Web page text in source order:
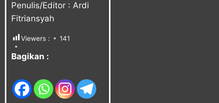
Penulis/Editor : Ardi
Fitriansyah
Viewers : 141
Bagikan :